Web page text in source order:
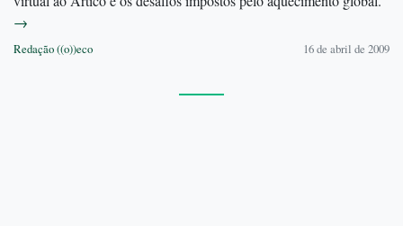
→
Redação ((o))eco 16 de abril de 2009